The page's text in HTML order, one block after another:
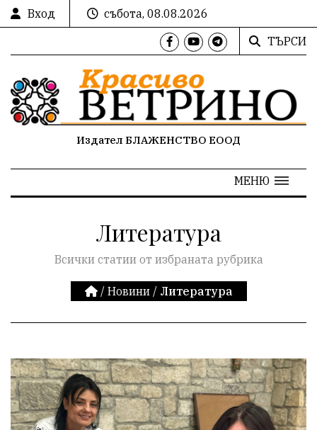
Вход
събота, 08.08.2026
ТЪРСИ
Издател БЛАЖЕНСТВО ЕООД
МЕНЮ
Литература
Всички статии от избраната рубрика
/ Новини / Литература